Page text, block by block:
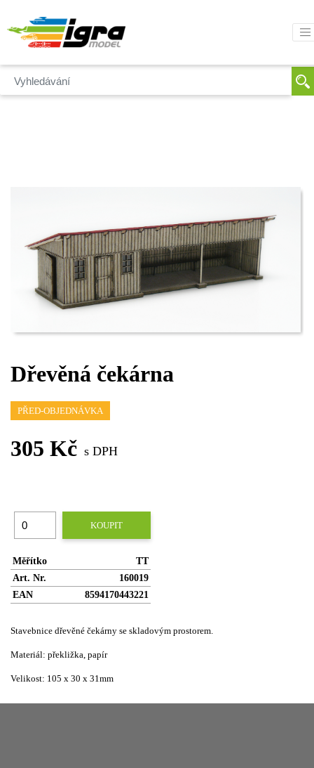
Dřevěná čekárna
PŘED-OBJEDNÁVKA
305 Kč s DPH
KOUPIT
Měřítko
TT
Art. Nr.
160019
EAN
8594170443221
Stavebnice dřevěné čekárny se skladovým prostorem.
Materiál: překližka, papír
Velikost: 105 x 30 x 31mm